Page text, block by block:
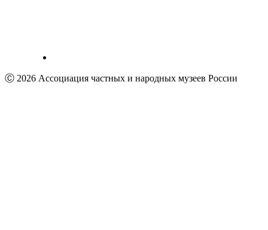
Ⓒ 2026 Ассоциация частных и народных музеев России